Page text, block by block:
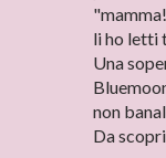
li ho letti
Una
non
Da